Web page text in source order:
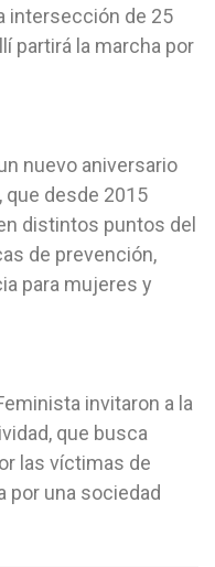
intersección de 25
partirá la marcha por
nuevo aniversario
que desde 2015
distintos puntos del
de prevención,
para mujeres y
invitaron a la
que busca
las víctimas de
por una sociedad